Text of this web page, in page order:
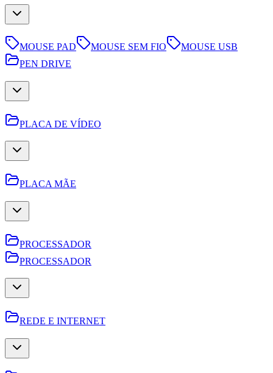
MOUSE PAD MOUSE SEM FIO
MOUSE USB
PEN DRIVE
PLACA DE VÍDEO
PLACA MÃE
PROCESSADOR
PROCESSADOR
REDE E INTERNET